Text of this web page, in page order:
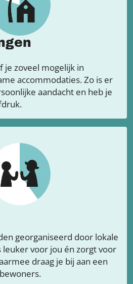
je zoveel mogelijk in
accommodaties. Zo is er
aandacht en heb je
georganiseerd door lokale
voor jou én zorgt voor
draag je bij aan een